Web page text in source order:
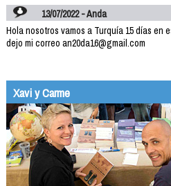
13/07/2022 - Anda
Hola nosotros vamos a Turquía 15 días en
dejo mi correo an20da16@gmail.com
Xavi y Carme